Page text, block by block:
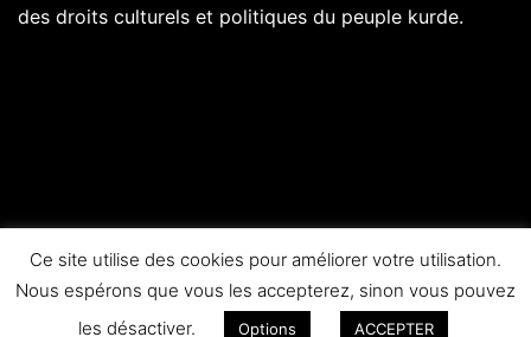
des droits culturels et politiques du peuple kurde.
© 2026 Amitiés kurdes de Bretagne.
Ce site utilise des cookies pour améliorer votre utilisation.
Nous espérons que vous les accepterez, sinon vous pouvez
les désactiver.
Options ACCEPTER